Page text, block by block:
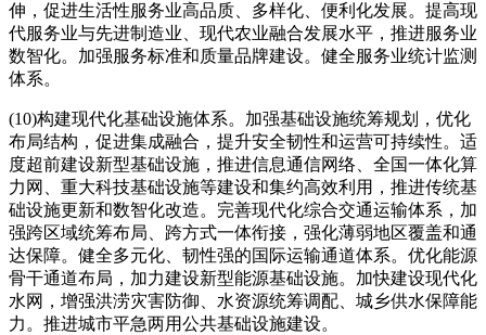
伸，促进生活性服务业高品质、多样化、便利化发展。提高现
代服务业与先进制造业、现代农业融合发展水平，推进服务业
数智化。加强服务标准和质量品牌建设。健全服务业统计监测
体系。
(10)构建现代化基础设施体系。加强基础设施统筹规划，优化
布局结构，促进集成融合，提升安全韧性和运营可持续性。适
度超前建设新型基础设施，推进信息通信网络、全国一体化算
力网、重大科技基础设施等建设和集约高效利用，推进传统基
础设施更新和数智化改造。完善现代化综合交通运输体系，加
强跨区域统筹布局、跨方式一体衔接，强化薄弱地区覆盖和通
达保障。健全多元化、韧性强的国际运输通道体系。优化能源
骨干通道布局，加力建设新型能源基础设施。加快建设现代化
水网，增强洪涝灾害防御、水资源统筹调配、城乡供水保障能
力。推进城市平急两用公共基础设施建设。